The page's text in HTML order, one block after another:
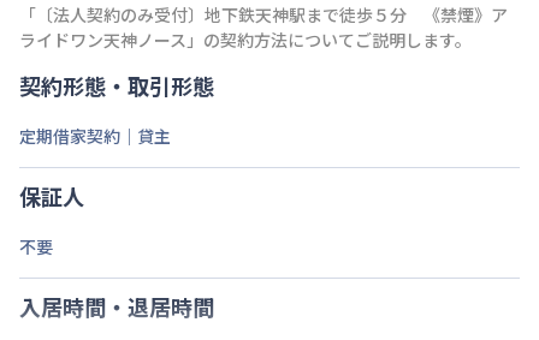
「 〔法人契約のみ受付〕地下鉄天神駅まで徒歩５分 《禁煙》ア
ライドワン天神ノース 」の契約方法についてご説明します。
契約形態・取引形態
定期借家契約｜貸主
保証人
不要
入居時間・退居時間